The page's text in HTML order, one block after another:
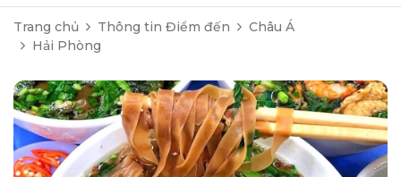
Trang chủ Thông tin Điểm đến
Châu Á
Hải Phòng